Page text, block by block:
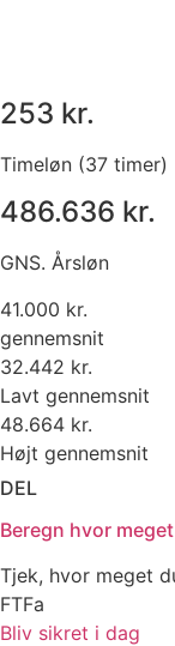
253 kr.
Timeløn (37 timer)
486.636 kr.
GNS. Årsløn
41.000 kr.
gennemsnit
32.442 kr.
Lavt gennemsnit
48.664 kr.
Højt gennemsnit
DEL
Beregn hvor
Tjek, hvor meget
FTFa
Bliv sikret i dag